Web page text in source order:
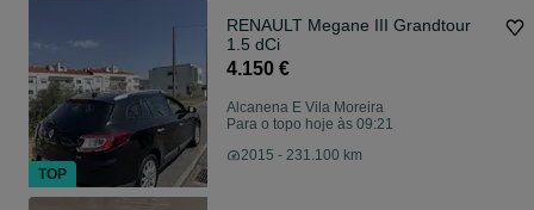
RENAULT Megane III Grandtour
1.5 dCi
4.150 €
Alcanena E Vila Moreira
Para o topo hoje às 09:21
2015 - 231.100 km
TOP